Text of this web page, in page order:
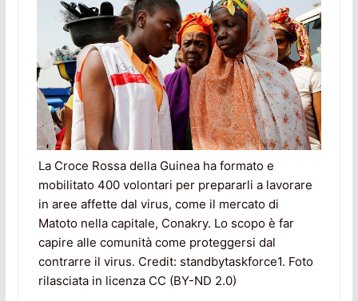
La Croce Rossa della Guinea ha formato e
mobilitato 400 volontari per prepararli a lavorare
in aree affette dal virus, come il mercato di
Matoto nella capitale, Conakry. Lo scopo è far
capire alle comunità come proteggersi dal
contrarre il virus. Credit: standbytaskforce1. Foto
rilasciata in licenza CC (BY-ND 2.0)